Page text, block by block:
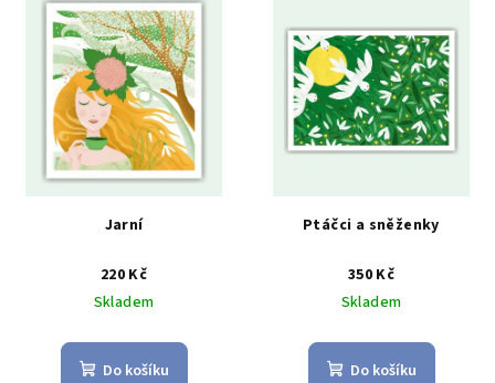
Jarní
220 Kč
Skladem
Do košíku
Ptáčci a sněženky
350 Kč
Skladem
Do košíku